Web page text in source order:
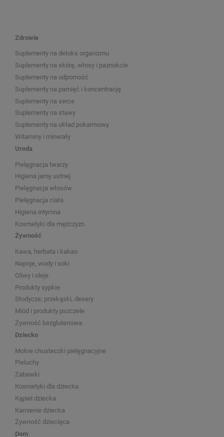
Zdrowie
Suplementy na detoks organizmu
Suplementy na skórę, włosy i paznokcie
Suplementy na odporność
Suplementy na pamięć i koncentrację
Suplementy na serce
Suplementy na stawy
Suplementy na układ pokarmowy
Witaminy i minerały
Uroda
Pielęgnacja twarzy
Higiena jamy ustnej
Pielęgnacja włosów
Pielęgnacja ciała
Higiena intymna
Kosmetyki dla mężczyzn
Żywność
Kawa, herbata i kakao
Napoje, wody i soki
Oliwy i oleje
Produkty sypkie
Słodycze, przekąski, desery
Miód i produkty pszczele
Żywność bezglutenowa
Dziecko
Mokre chusteczki pielęgnacyjne
Pieluchy
Zabawki
Kosmetyki dla dziecka
Kąpiel dziecka
Kamienie dziecka
Żywność dziecięca
Dom